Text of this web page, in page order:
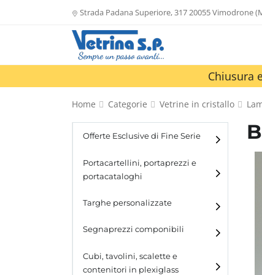
Strada Padana Superiore, 317 20055 Vimodrone
Chiusura
Home Categorie Vetrine in cristallo
Offerte Esclusive di Fine Serie
Portacartellini, portaprezzi e
portacataloghi
Portacartellini
Portacataloghi
Targhe personalizzate
Segnaprezzi componibili
Cubi, tavolini, scalette e
contenitori in plexiglass